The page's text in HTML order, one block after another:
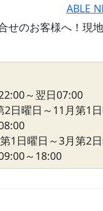
ABLE
せのお客様へ！現
～翌日07:00
2日曜日～11月第1
1日曜日～3月第2
～18:00